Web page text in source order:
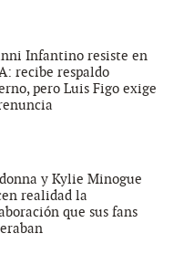
Infantino resiste en
recibe respaldo
pero Luis Figo exige
y Kylie Minogue
realidad la
que sus fans